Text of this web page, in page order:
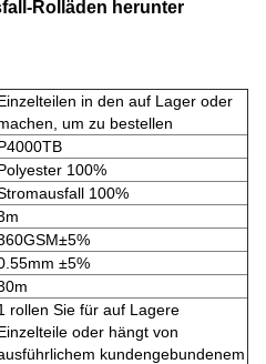
Rolläden herunter
in den auf Lager oder
um zu bestellen
100%
100%
±5%
rollen Sie für auf Lagere
oder hängt von
kundengebundenem